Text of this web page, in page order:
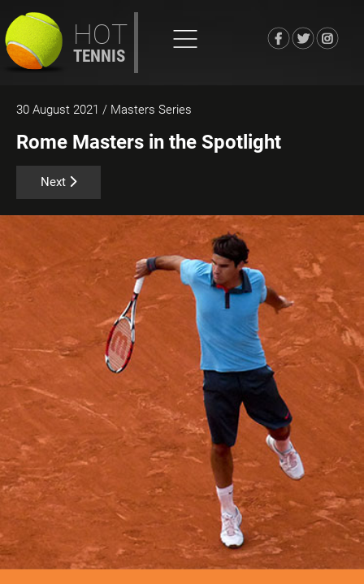
HOT
TENNIS
30 August 2021 / Masters Series
Rome Masters in the Spotlight
Next article: WTA Finals in Barcelona
Next